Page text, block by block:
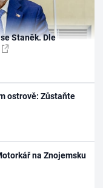
Staněk. Dle
ostrově: Zůstaňte
na Znojemsku